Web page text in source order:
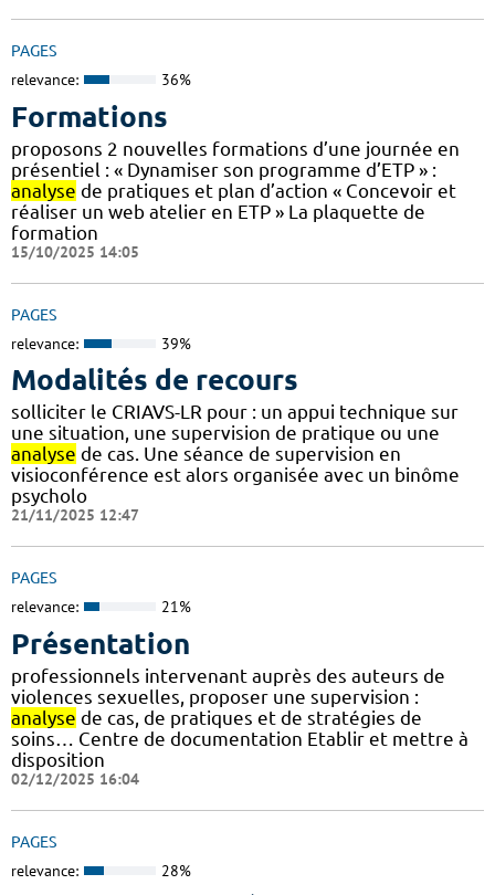
PAGES
relevance: 36%
Formations
proposons 2 nouvelles formations d’une journée en
présentiel : « Dynamiser son programme d’ETP » :
analyse de pratiques et plan d’action « Concevoir et
réaliser un web atelier en ETP » La plaquette de
formation
15/10/2025 14:05
PAGES
relevance: 39%
Modalités de recours
solliciter le CRIAVS-LR pour : un appui technique sur
une situation, une supervision de pratique ou une
analyse de cas. Une séance de supervision en
visioconférence est alors organisée avec un binôme
psycholo
21/11/2025 12:47
PAGES
relevance: 21%
Présentation
professionnels intervenant auprès des auteurs de
violences sexuelles, proposer une supervision :
analyse de cas, de pratiques et de stratégies de
soins… Centre de documentation Etablir et mettre à
disposition
02/12/2025 16:04
PAGES
relevance: 28%